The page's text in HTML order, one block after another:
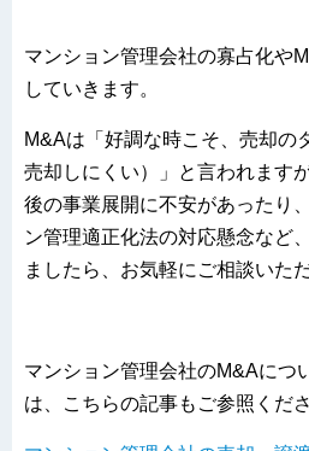
マンション管理会社の寡占化や
していきます。
M&Aは「好調な時こそ、売却の
売却しにくい）」と言われます
後の事業展開に不安があったり
ン管理適正化法の対応懸念など
ましたら、お気軽にご相談いた
マンション管理会社のM&Aにつ
は、こちらの記事もご参照くださ